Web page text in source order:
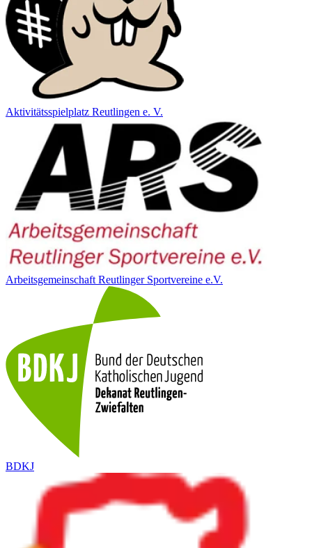
Aktivitätsspielplatz Reutlingen e. V.
Arbeitsgemeinschaft Reutlinger Sportvereine e.V.
BDKJ